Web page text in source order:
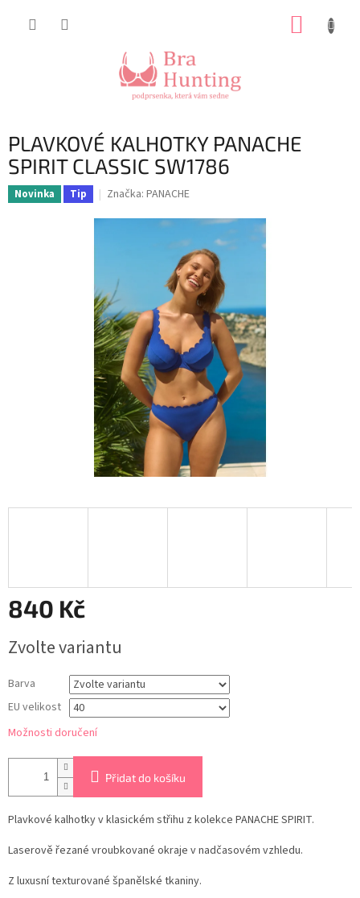
PLAVKOVÉ KALHOTKY PANACHE
SPIRIT CLASSIC SW1786
Novinka Tip Značka: PANACHE
840 Kč
cena:
Zvolte variantu
Barva
EU velikost
Možnosti doručení
Přidat do košíku
Plavkové kalhotky v klasickém střihu z kolekce PANACHE SPIRIT.
Laserově řezané vroubkované okraje v nadčasovém vzhledu.
Z luxusní texturované španělské tkaniny.